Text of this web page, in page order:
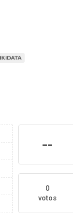
--
0
votos